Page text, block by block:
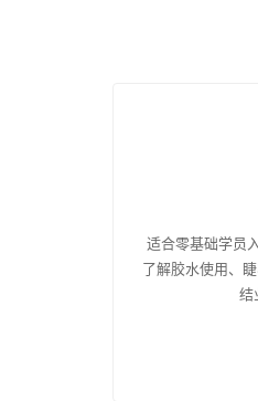
适合零基础学员
了解胶水使用、
结